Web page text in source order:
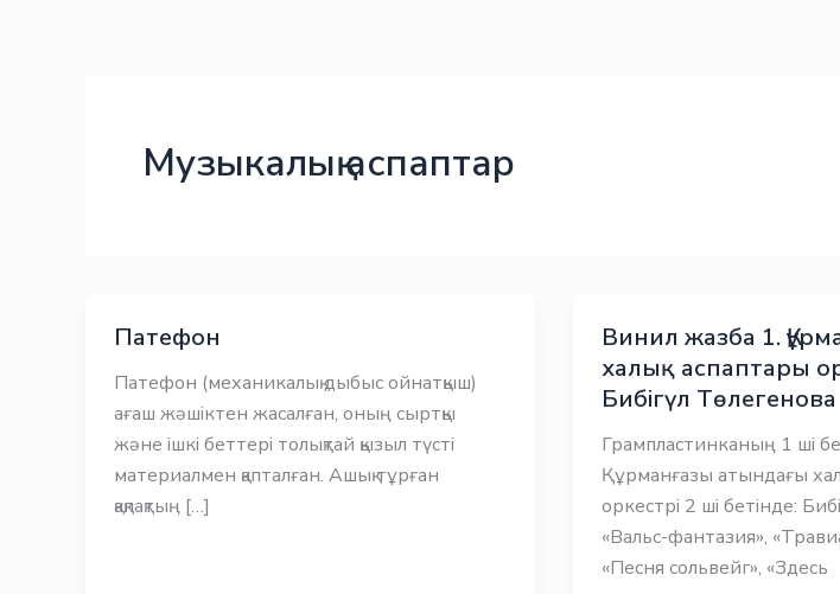
Музыкалық аспаптар
Патефон
Патефон (механикалық дыбыс ойнатқыш)
ағаш жәшіктен жасалған, оның сыртқы
және ішкі беттері толықтай қызыл түсті
материалмен қапталған. Ашық тұрған
қақпақтың […]
Винил жазба 1.
халық аспаптары
Бибігүл Төлегенова
Грампластинканың 1 ші
Құрманғазы атындағы
оркестрі 2 ші бетінде:
«Вальс-фантазия»,
«Песня сольвейг», «Здесь